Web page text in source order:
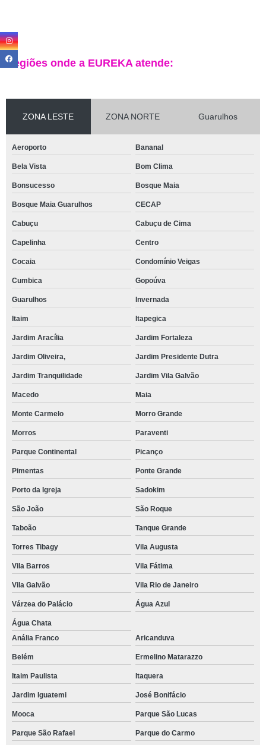
Regiões onde a EUREKA atende:
ZONA LESTE ZONA NORTE Guarulhos
Aeroporto Bananal
Bela Vista Bom Clima
Bonsucesso Bosque Maia
Bosque Maia Guarulhos CECAP
Cabuçu Cabuçu de Cima
Capelinha Centro
Cocaia Condomínio Veigas
Cumbica Gopoúva
Guarulhos Invernada
Itaim Itapegica
Jardim Aracília Jardim Fortaleza
Jardim Oliveira, Jardim Presidente Dutra
Jardim Tranquilidade Jardim Vila Galvão
Macedo Maia
Monte Carmelo Morro Grande
Morros Paraventi
Parque Continental Picanço
Pimentas Ponte Grande
Porto da Igreja Sadokim
São João São Roque
Taboão Tanque Grande
Torres Tibagy Vila Augusta
Vila Barros Vila Fátima
Vila Galvão Vila Rio de Janeiro
Várzea do Palácio Água Azul
Água Chata
Anália Franco
Aricanduva
Belém Ermelino Matarazzo
Itaim Paulista Itaquera
Jardim Iguatemi José Bonifácio
Mooca Parque São Lucas
Parque São Rafael Parque do Carmo